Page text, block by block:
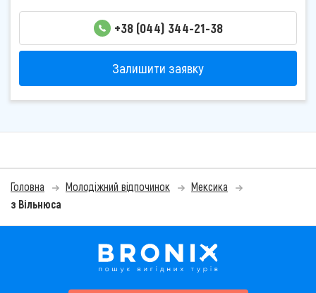
+38 (044) 344-21-38
Залишити заявку
Головна Молодіжний відпочинок
Мексика
з Вільнюса